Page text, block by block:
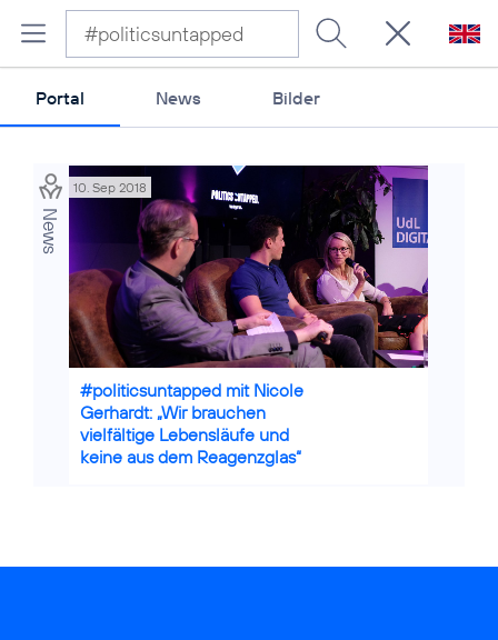
Portal News Bilder
News
10. Sep 2018
#politicsuntapped mit Nicole
Gerhardt: „Wir brauchen
vielfältige Lebensläufe und
keine aus dem Reagenzglas“